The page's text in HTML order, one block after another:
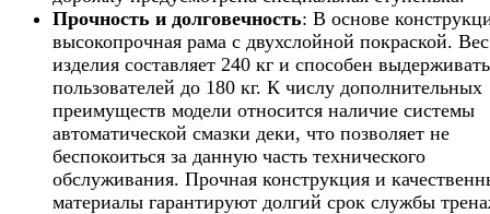
Прочность и долговечность: В основе
высокопрочная рама с двухслойной покраской. Вес
изделия составляет 240 кг и способен выдерживать
пользователей до 180 кг. К числу дополнительных
преимуществ модели относится наличие системы
автоматической смазки деки, что позволяет не
беспокоиться за данную часть технического
обслуживания. Прочная конструкция и
материалы гарантируют долгий срок службы